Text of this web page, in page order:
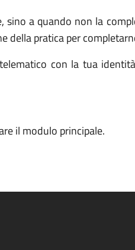
a quando non la
della pratica per
con la tua
il modulo principale.